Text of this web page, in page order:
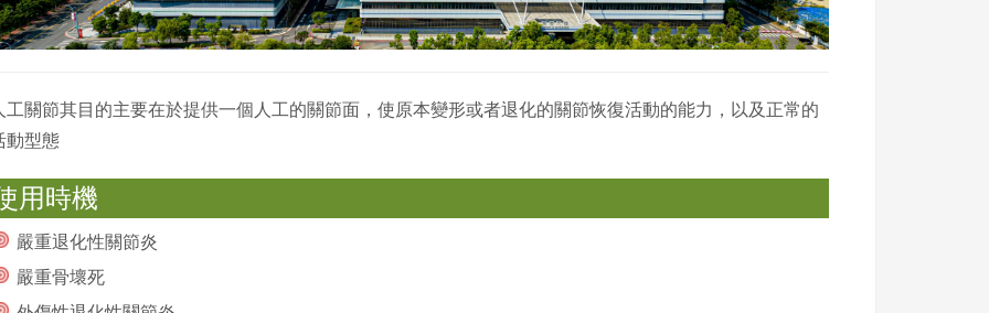
工關節其目的主要在於提供一個人工的關節面，使原本變形或者退化的關節恢復活動的能力，以及正常的
動型態
用時機
嚴重退化性關節炎
嚴重骨壞死